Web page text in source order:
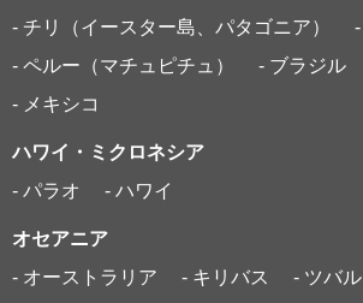
- チリ（イースター島、パタゴニア）
- ペルー（マチュピチュ）
- ブラジル
- メキシコ
ハワイ・ミクロネシア
- パラオ
- ハワイ
オセアニア
- オーストラリア
- キリバス - ツバル